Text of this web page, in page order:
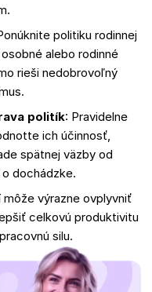
politiku rodinnej
alebo rodinné
rieši nedobrovoľný
politík: Pravidelne
ich účinnosť,
spätnej väzby od
dochádzke.
výrazne ovplyvniť
celkovú produktivitu
silu.